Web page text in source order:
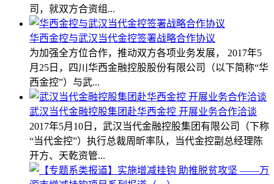
司，就双方合资组...
华西金控与武汉当代金控签署战略合作协议
为加强全方位合作，推动双方各项业务发展， 2017年5
月25日，四川华西金融控股股份有限公司（以下简称“华
西金控”）与武...
武汉当代金融控股集团赴华西金控 开展业务合作洽谈
2017年5月10日，武汉当代金融控股集团有限公司（下称
“当代金控”）执行总裁周昕率队，当代金控副总经理陈
开方、天乾资管...